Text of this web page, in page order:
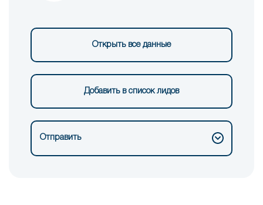
Открыть все данные
Добавить в список лидов
Отправить